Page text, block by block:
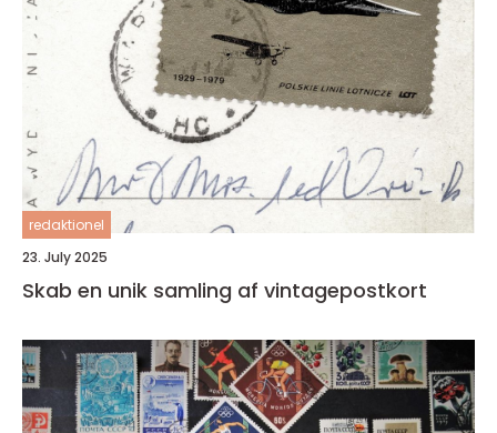
redaktionel
23. July 2025
Skab en unik samling af vintagepostkort